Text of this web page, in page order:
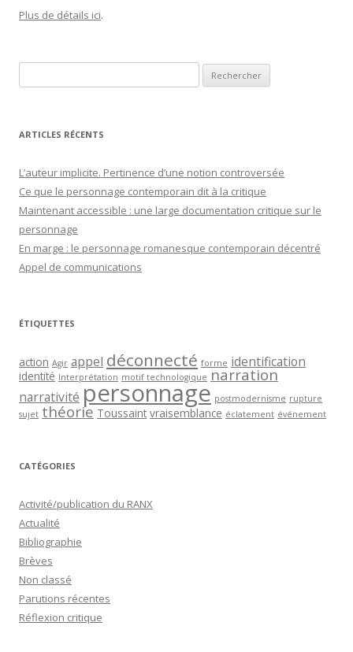
Plus de détails ici.
ARTICLES RÉCENTS
L’auteur implicite. Pertinence d’une notion controversée
Ce que le personnage contemporain dit à la critique
Maintenant accessible : une large documentation critique sur le
personnage
En marge : le personnage romanesque contemporain décentré
Appel de communications
ÉTIQUETTES
action Agir appel déconnecté forme identification
identité Interprétation motif technologique narration
narrativité personnage postmodernisme rupture
sujet théorie Toussaint vraisemblance éclatement événement
CATÉGORIES
Activité/publication du RANX
Actualité
Bibliographie
Brèves
Non classé
Parutions récentes
Réflexion critique